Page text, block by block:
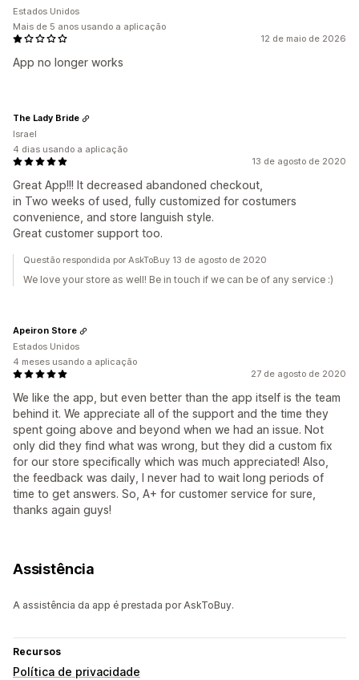
12 de maio de 2026
App no longer works
Estados Unidos
Mais de 5 anos usando a aplicação
13 de agosto de 2020
Great App!!! It decreased abandoned checkout,
in Two weeks of used, fully customized for costumers
convenience, and store languish style.
Great customer support too.
The Lady Bride
Israel
4 dias usando a aplicação
Questão respondida por AskToBuy 13 de agosto de 2020
We love your store as well! Be in touch if we can be of any service :)
27 de agosto de 2020
We like the app, but even better than the app itself is the team
behind it. We appreciate all of the support and the time they
spent going above and beyond when we had an issue. Not
only did they find what was wrong, but they did a custom fix
for our store specifically which was much appreciated! Also,
the feedback was daily, I never had to wait long periods of
time to get answers. So, A+ for customer service for sure,
thanks again guys!
Apeiron Store
Estados Unidos
4 meses usando a aplicação
Assistência
A assistência da app é prestada por AskToBuy.
Recursos
Política de privacidade